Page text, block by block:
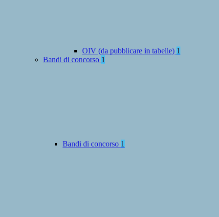
OIV (da pubblicare in tabelle) 1
Bandi di concorso 1
Bandi di concorso 1